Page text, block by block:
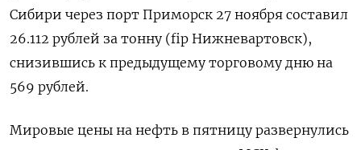
Сибири через порт Приморск 27 ноября составил
26.112 рублей за тонну (fip Нижневартовск),
снизившись к предыдущему торговому дню на
569 рублей.
Мировые цены на нефть в пятницу развернулись